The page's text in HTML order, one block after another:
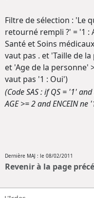
Filtre de sélection : 'Le
retourné rempli ?' = '1 :
Santé et Soins
vaut pas . et 'Taille de
et 'Age de la personne'
vaut pas '1 : Oui')
(Code SAS : if QS = '1'
AGE >= 2 and ENCEIN ne
Dernière MAJ : le 08/02/2011
Revenir à la page